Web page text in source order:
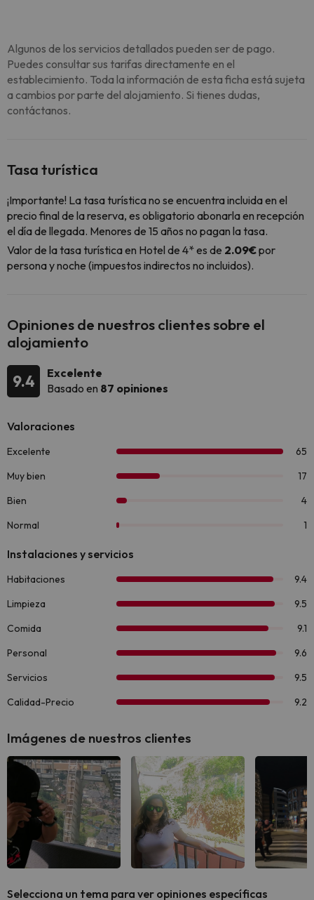
Algunos de los servicios detallados pueden ser de pago.
Puedes consultar sus tarifas directamente en el
establecimiento. Toda la información de esta ficha está sujeta
a cambios por parte del alojamiento. Si tienes dudas,
contáctanos.
Tasa turística
¡Importante! La tasa turística no se encuentra incluida en el
precio final de la reserva, es obligatorio abonarla en recepción
el día de llegada. Menores de 15 años no pagan la tasa.
Valor de la tasa turística en Hotel de 4* es de 2.09€por
persona y noche (impuestos indirectos no incluidos).
Opiniones de nuestros clientes sobre el
alojamiento
9.4
Excelente
Basado en 87 opiniones
Imágenes de nuestros clientes
Selecciona un tema para ver opiniones específicas